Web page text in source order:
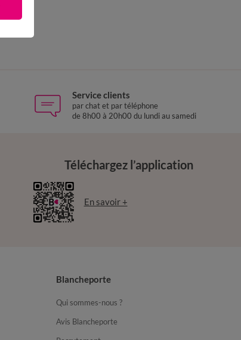
Service clients
par chat et par téléphone
de 8h00 à 20h00 du lundi au samedi
Téléchargez l’application
En savoir +
Blancheporte
Qui sommes-nous ?
Avis Blancheporte